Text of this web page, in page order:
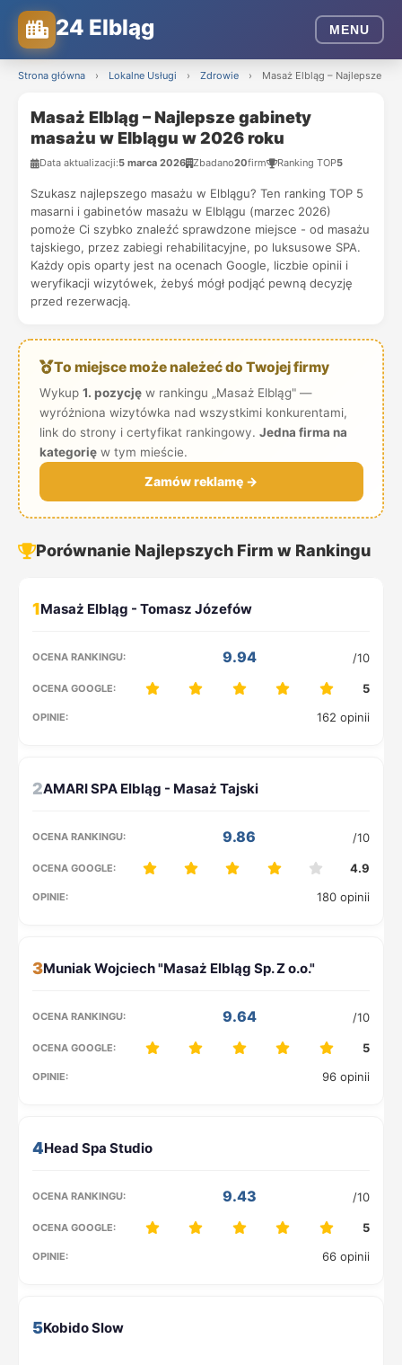
24 Elbląg MENU
Strona główna › Lokalne Usługi › Zdrowie › Masaż Elbląg – Najlepsze
Masaż Elbląg – Najlepsze gabinety
masażu w Elblągu w 2026 roku
Data aktualizacji:5 marca 2026 Zbadano20firm Ranking TOP5
Szukasz najlepszego masażu w Elblągu? Ten ranking TOP 5
masarni i gabinetów masażu w Elblągu (marzec 2026)
pomoże Ci szybko znaleźć sprawdzone miejsce - od masażu
tajskiego, przez zabiegi rehabilitacyjne, po luksusowe SPA.
Każdy opis oparty jest na ocenach Google, liczbie opinii i
weryfikacji wizytówek, żebyś mógł podjąć pewną decyzję
przed rezerwacją.
To miejsce może należeć do Twojej firmy
Wykup 1. pozycjęw rankingu „Masaż Elbląg" —
wyróżniona wizytówka nad wszystkimi konkurentami,
link do strony i certyfikat rankingowy. Jedna firma na
kategorięw tym mieście.
Zamów reklamę →
Porównanie Najlepszych Firm w Rankingu
1
9.94 /10
5
162 opinii
2
9.86 /10
4.9
180 opinii
3
9.64 /10
5
96 opinii
4
9.43 /10
5
66 opinii
5